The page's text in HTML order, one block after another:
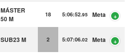
MÁSTER
50 M
18 5:06:52.95 Meta
SUB23 M 2 5:07:06.02 Meta